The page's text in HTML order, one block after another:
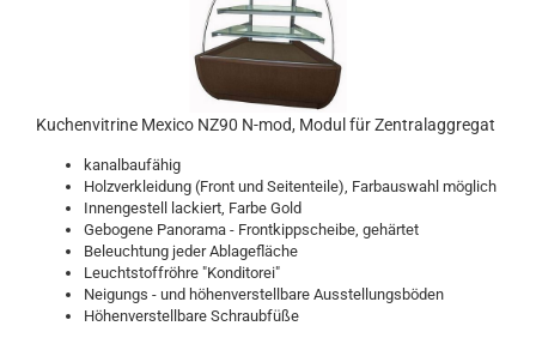
Kuchenvitrine Mexico NZ90 N-mod, Modul für Zentralaggregat
kanalbaufähig
Holzverkleidung (Front und Seitenteile), Farbauswahl möglich
Innengestell lackiert, Farbe Gold
Gebogene Panorama - Frontkippscheibe, gehärtet
Beleuchtung jeder Ablagefläche
Leuchtstoffröhre "Konditorei"
Neigungs - und höhenverstellbare Ausstellungsböden
Höhenverstellbare Schraubfüße